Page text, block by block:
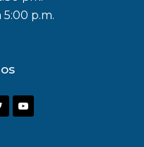
5:00 p.m.
Y